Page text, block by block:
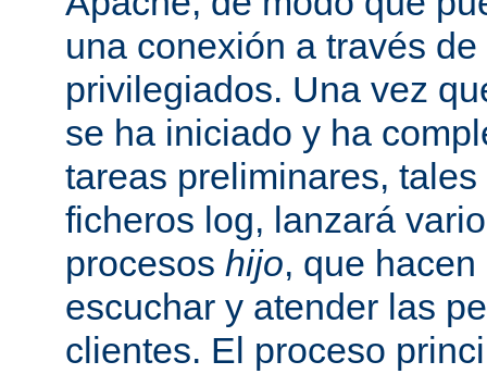
una conexión a través
privilegiados. Una vez
se ha iniciado y ha
tareas preliminares,
ficheros log, lanzará
procesos hijo, que
escuchar y atender las
clientes. El proceso